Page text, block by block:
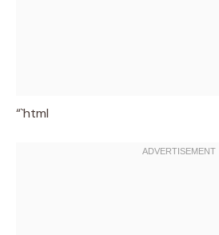
“`html